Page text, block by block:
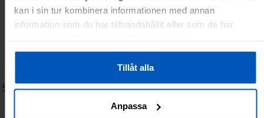
kan i sin tur kombinera informationen med annan
information som du har tillhandahållit eller som de har
Tillåt alla
Anpassa
SPORTPROFFSEN.SE
Villkor för privatpersoner